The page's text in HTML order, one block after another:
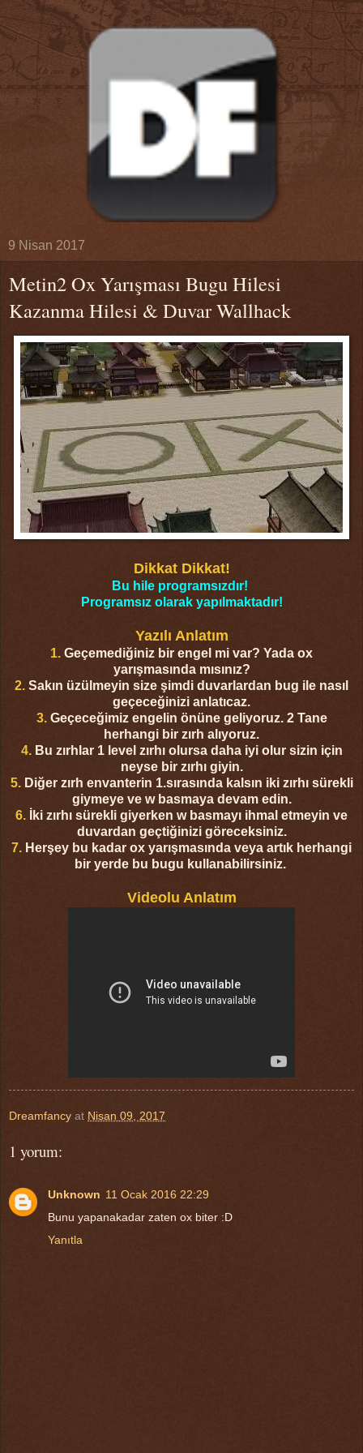
9 Nisan 2017
Metin2 Ox Yarışması Bugu Hilesi
Kazanma Hilesi & Duvar Wallhack
Dikkat Dikkat!
Bu hile programsızdır!
Programsız olarak yapılmaktadır!
Yazılı Anlatım
1. Geçemediğiniz bir engel mi var? Yada ox
yarışmasında mısınız?
2. Sakın üzülmeyin size şimdi duvarlardan bug ile nasıl
geçeceğinizi anlatıcaz.
3.Geçeceğimiz engelin önüne geliyoruz. 2 Tane
herhangi bir zırh alıyoruz.
4.Bu zırhlar 1 level zırhı olursa daha iyi olur sizin için
neyse bir zırhı giyin.
5.Diğer zırh envanterin 1.sırasında kalsın iki zırhı sürekli
giymeye ve w basmaya devam edin.
6. İki zırhı sürekli giyerken w basmayı ihmal etmeyin ve
duvardan geçtiğinizi göreceksiniz.
7. Herşey bu kadar ox yarışmasında veya artık herhangi
bir yerde bu bugu kullanabilirsiniz.
Videolu Anlatım
Dreamfancy at Nisan 09, 2017
1 yorum:
Unknown 11 Ocak 2016 22:29
Bunu yapanakadar zaten ox biter :D
Yanıtla